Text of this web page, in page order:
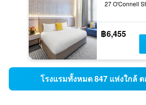
฿6,455
โรงแรมทั้งหมด 847 แห่งใกล้